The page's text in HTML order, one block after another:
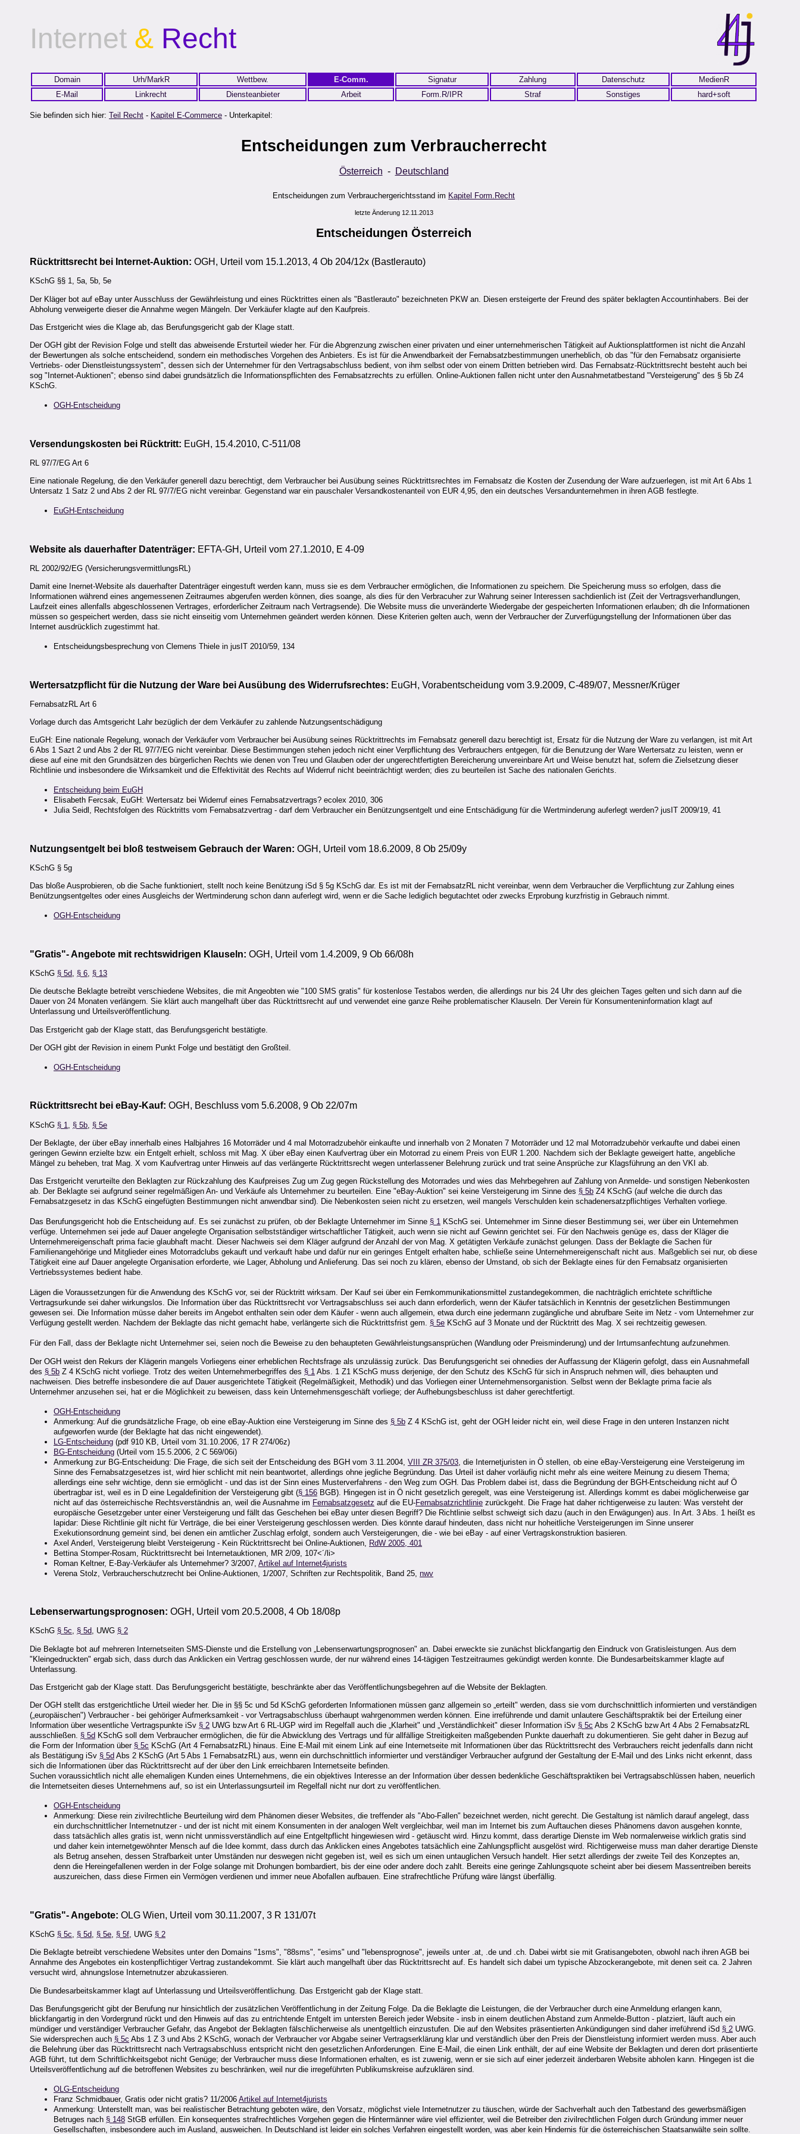
Internet & Recht
Domain Urh/MarkR Wettbew. E-Comm. Signatur Zahlung Datenschutz
MedienR
E-Mail
Linkrecht Diensteanbieter Arbeit Form.R/IPR Straf Sonstiges hard+soft
Sie befinden sich hier: Teil Recht - Kapitel E-Commerce - Unterkapitel:
Entscheidungen zum Verbraucherrecht
Österreich - Deutschland
Entscheidungen zum Verbrauchergerichtsstand im Kapitel Form.Recht
letzte Änderung 12.11.2013
EntscheidungenÖsterreich
Rücktrittsrecht bei Internet-Auktion: OGH, Urteil vom 15.1.2013, 4 Ob 204/12x (Bastlerauto)
KSchG §§ 1, 5a, 5b, 5e
Der Kläger bot auf eBay unter Ausschluss der Gewährleistung und eines Rücktrittes einen als "Bastlerauto" bezeichneten PKW an. Diesen ersteigerte der Freund des später beklagten Accountinhabers. Bei der
Abholung verweigerte dieser die Annahme wegen Mängeln. Der Verkäufer klagte auf den Kaufpreis.
Das Erstgericht wies die Klage ab, das Berufungsgericht gab der Klage statt.
Der OGH gibt der Revision Folge und stellt das abweisende Ersturteil wieder her. Für die Abgrenzung zwischen einer privaten und einer unternehmerischen Tätigkeit auf Auktionsplattformen ist nicht die Anzahl
der Bewertungen als solche entscheidend, sondern ein methodisches Vorgehen des Anbieters. Es ist für die Anwendbarkeit der Fernabsatzbestimmungen unerheblich, ob das "für den Fernabsatz organisierte
Vertriebs- oder Dienstleistungssystem", dessen sich der Unternehmer für den Vertragsabschluss bedient, von ihm selbst oder von einem Dritten betrieben wird. Das Fernabsatz-Rücktrittsrecht besteht auch bei
sog "Internet-Auktionen"; ebenso sind dabei grundsätzlich die Informationspflichten des Fernabsatzrechts zu erfüllen. Online-Auktionen fallen nicht unter den Ausnahmetatbestand "Versteigerung" des § 5b Z4
KSchG.
OGH-Entscheidung
Versendungskosten bei Rücktritt: EuGH, 15.4.2010, C-511/08
RL 97/7/EG Art 6
Eine nationale Regelung, die den Verkäufer generell dazu berechtigt, dem Verbraucher bei Ausübung seines Rücktrittsrechtes im Fernabsatz die Kosten der Zusendung der Ware aufzuerlegen, ist mit Art 6 Abs 1
Untersatz 1 Satz 2 und Abs 2 der RL 97/7/EG nicht vereinbar. Gegenstand war ein pauschaler Versandkostenanteil von EUR 4,95, den ein deutsches Versandunternehmen in ihren AGB festlegte.
EuGH-Entscheidung
Website als dauerhafter Datenträger: EFTA-GH, Urteil vom 27.1.2010, E 4-09
RL 2002/92/EG (VersicherungsvermittlungsRL)
Damit eine Inernet-Website als dauerhafter Datenträger eingestuft werden kann, muss sie es dem Verbraucher ermöglichen, die Informationen zu speichern. Die Speicherung muss so erfolgen, dass die
Informationen während eines angemessenen Zeitraumes abgerufen werden können, dies soange, als dies für den Verbracuher zur Wahrung seiner Interessen sachdienlich ist (Zeit der Vertragsverhandlungen,
Laufzeit eines allenfalls abgeschlossenen Vertrages, erforderlicher Zeitraum nach Vertragsende). Die Website muss die unveränderte Wiedergabe der gespeicherten Informationen erlauben; dh die Informationen
müssen so gespeichert werden, dass sie nicht einseitig vom Unternehmen geändert werden können. Diese Kriterien gelten auch, wenn der Verbraucher der Zurverfügungstellung der Informationen über das
Internet ausdrücklich zugestimmt hat.
Entscheidungsbesprechung von Clemens Thiele in jusIT 2010/59, 134
Wertersatzpflicht für die Nutzung der Ware bei Ausübung des Widerrufsrechtes: EuGH, Vorabentscheidung vom 3.9.2009, C-489/07, Messner/Krüger
FernabsatzRL Art 6
Vorlage durch das Amtsgericht Lahr bezüglich der dem Verkäufer zu zahlende Nutzungsentschädigung
EuGH: Eine nationale Regelung, wonach der Verkäufer vom Verbraucher bei Ausübung seines Rücktrittrechts im Fernabsatz generell dazu berechtigt ist, Ersatz für die Nutzung der Ware zu verlangen, ist mit Art
6 Abs 1 Sazt 2 und Abs 2 der RL 97/7/EG nicht vereinbar. Diese Bestimmungen stehen jedoch nicht einer Verpflichtung des Verbrauchers entgegen, für die Benutzung der Ware Wertersatz zu leisten, wenn er
diese auf eine mit den Grundsätzen des bürgerlichen Rechts wie denen von Treu und Glauben oder der ungerechtfertigten Bereicherung unvereinbare Art und Weise benutzt hat, sofern die Zielsetzung dieser
Richtlinie und insbesondere die Wirksamkeit und die Effektivität des Rechts auf Widerruf nicht beeinträchtigt werden; dies zu beurteilen ist Sache des nationalen Gerichts.
Entscheidung beim EuGH
Elisabeth Fercsak, EuGH: Wertersatz bei Widerruf eines Fernabsatzvertrags? ecolex 2010, 306
Julia Seidl, Rechtsfolgen des Rücktritts vom Fernabsatzvertrag - darf dem Verbraucher ein Benützungsentgelt und eine Entschädigung für die Wertminderung auferlegt werden? jusIT 2009/19, 41
Nutzungsentgelt bei bloß testweisem Gebrauch der Waren: OGH, Urteil vom 18.6.2009, 8 Ob 25/09y
KSchG § 5g
Das bloße Ausprobieren, ob die Sache funktioniert, stellt noch keine Benützung iSd § 5g KSchG dar. Es ist mit der FernabsatzRL nicht vereinbar, wenn dem Verbraucher die Verpflichtung zur Zahlung eines
Benützungsentgeltes oder eines Ausgleichs der Wertminderung schon dann auferlegt wird, wenn er die Sache lediglich begutachtet oder zwecks Erprobung kurzfristig in Gebrauch nimmt.
OGH-Entscheidung
"Gratis"- Angebote mit rechtswidrigen Klauseln: OGH, Urteil vom 1.4.2009, 9 Ob 66/08h
KSchG § 5d, § 6, § 13
Die deutsche Beklagte betreibt verschiedene Websites, die mit Angeobten wie "100 SMS gratis" für kostenlose Testabos werden, die allerdings nur bis 24 Uhr des gleichen Tages gelten und sich dann auf die
Dauer von 24 Monaten verlängern. Sie klärt auch mangelhaft über das Rücktrittsrecht auf und verwendet eine ganze Reihe problematischer Klauseln. Der Verein für Konsumenteninformation klagt auf
Unterlassung und Urteilsveröffentlichung.
Das Erstgericht gab der Klage statt, das Berufungsgericht bestätigte.
Der OGH gibt der Revision in einem Punkt Folge und bestätigt den Großteil.
OGH-Entscheidung
Rücktrittsrecht bei eBay-Kauf: OGH, Beschluss vom 5.6.2008, 9 Ob 22/07m
KSchG § 1 § 5b § 5e
Der Beklagte, der über eBay innerhalb eines Halbjahres 16 Motorräder und 4 mal Motorradzubehör einkaufte und innerhalb von 2 Monaten 7 Motorräder und 12 mal Motorradzubehör verkaufte und dabei einen
geringen Gewinn erzielte bzw. ein Entgelt erhielt, schloss mit Mag. X über eBay einen Kaufvertrag über ein Motorrad zu einem Preis von EUR 1.200. Nachdem sich der Beklagte geweigert hatte, angebliche
Mängel zu beheben, trat Mag. X vom Kaufvertrag unter Hinweis auf das verlängerte Rücktrittsrecht wegen unterlassener Belehrung zurück und trat seine Ansprüche zur Klagsführung an den VKI ab.
Das Erstgericht verurteilte den Beklagten zur Rückzahlung des Kaufpreises Zug um Zug gegen Rückstellung des Motorrades und wies das Mehrbegehren auf Zahlung von Anmelde- und sonstigen Nebenkosten
ab. Der Beklagte sei aufgrund seiner regelmäßigen An- und Verkäufe als Unternehmer zu beurteilen. Eine "eBay-Auktion" sei keine Versteigerung im Sinne des § 5b Z4 KSchG (auf welche die durch das
Fernabsatzgesetz in das KSchG eingefügten Bestimmungen nicht anwendbar sind). Die Nebenkosten seien nicht zu ersetzen, weil mangels Verschulden kein schadenersatzpflichtiges Verhalten vorliege.
Das Berufungsgericht hob die Entscheidung auf. Es sei zunächst zu prüfen, ob der Beklagte Unternehmer im Sinne § 1 KSchG sei. Unternehmer im Sinne dieser Bestimmung sei, wer über ein Unternehmen
verfüge. Unternehmen sei jede auf Dauer angelegte Organisation selbstständiger wirtschaftlicher Tätigkeit, auch wenn sie nicht auf Gewinn gerichtet sei. Für den Nachweis genüge es, dass der Kläger die
Unternehmereigenschaft prima facie glaubhaft macht. Dieser Nachweis sei dem Kläger aufgrund der Anzahl der von Mag. X getätigten Verkäufe zunächst gelungen. Dass der Beklagte die Sachen für
Familienangehörige und Mitglieder eines Motorradclubs gekauft und verkauft habe und dafür nur ein geringes Entgelt erhalten habe, schließe seine Unternehmereigenschaft nicht aus. Maßgeblich sei nur, ob diese
Tätigkeit eine auf Dauer angelegte Organisation erforderte, wie Lager, Abholung und Anlieferung. Das sei noch zu klären, ebenso der Umstand, ob sich der Beklagte eines für den Fernabsatz organisierten
Vertriebssystemes bedient habe.
Lägen die Voraussetzungen für die Anwendung des KSchG vor, sei der Rücktritt wirksam. Der Kauf sei über ein Fernkommunikationsmittel zustandegekommen, die nachträglich errichtete schriftliche
Vertragsurkunde sei daher wirkungslos. Die Information über das Rücktrittsrecht vor Vertragsabschluss sei auch dann erforderlich, wenn der Käufer tatsächlich in Kenntnis der gesetzlichen Bestimmungen
gewesen sei. Die Information müsse daher bereits im Angebot enthalten sein oder dem Käufer - wenn auch allgemein, etwa durch eine jedermann zugängliche und abrufbare Seite im Netz - vom Unternehmer zur
Verfügung gestellt werden. Nachdem der Beklagte das nicht gemacht habe, verlängerte sich die Rücktrittsfrist gem. § 5e KSchG auf 3 Monate und der Rücktritt des Mag. X sei rechtzeitig gewesen.
Für den Fall, dass der Beklagte nicht Unternehmer sei, seien noch die Beweise zu den behaupteten Gewährleistungsansprüchen (Wandlung oder Preisminderung) und der Irrtumsanfechtung aufzunehmen.
Der OGH weist den Rekurs der Klägerin mangels Vorliegens einer erheblichen Rechtsfrage als unzulässig zurück. Das Berufungsgericht sei ohnedies der Auffassung der Klägerin gefolgt, dass ein Ausnahmefall
des § 5b Z 4 KSchG nicht vorliege. Trotz des weiten Unternehmerbegriffes des § 1 Abs. 1 Z1 KSchG muss derjenige, der den Schutz des KSchG für sich in Anspruch nehmen will, dies behaupten und
nachweisen. Dies betreffe insbesondere die auf Dauer ausgerichtete Tätigkeit (Regelmäßigkeit, Methodik) und das Vorliegen einer Unternehmensorganistion. Selbst wenn der Beklagte prima facie als
Unternehmer anzusehen sei, hat er die Möglichkeit zu beweisen, dass kein Unternehmensgeschäft vorliege; der Aufhebungsbeschluss ist daher gerechtfertigt.
OGH-Entscheidung
Anmerkung: Auf die grundsätzliche Frage, ob eine eBay-Auktion eine Versteigerung im Sinne des § 5b Z 4 KSchG ist, geht der OGH leider nicht ein, weil diese Frage in den unteren Instanzen nicht
aufgeworfen wurde (der Beklagte hat das nicht eingewendet).
LG-Entscheidung (pdf 910 KB, Urteil vom 31.10.2006, 17 R 274/06z)
BG-Entscheidung (Urteil vom 15.5.2006, 2 C 569/06i)
Anmerkung zur BG-Entscheidung: Die Frage, die sich seit der Entscheidung des BGH vom 3.11.2004, VIII ZR 375/03 , die Internetjuristen in Ö stellen, ob eine eBay-Versteigerung eine Versteigerung im
Sinne des Fernabsatzgesetzes ist, wird hier schlicht mit nein beantwortet, allerdings ohne jegliche Begründung. Das Urteil ist daher vorläufig nicht mehr als eine weitere Meinung zu diesem Thema;
allerdings eine sehr wichtige, denn sie ermöglicht - und das ist der Sinn eines Musterverfahrens - den Weg zum OGH. Das Problem dabei ist, dass die Begründung der BGH-Entscheidung nicht auf Ö
übertragbar ist, weil es in D eine Legaldefinition der Versteigerung gibt (§ 156 BGB). Hingegen ist in Ö nicht gesetzlich geregelt, was eine Versteigerung ist. Allerdings kommt es dabei möglicherweise gar
nicht auf das österreichische Rechtsverständnis an, weil die Ausnahme im Fernabsatzgesetz auf die EU-Fernabsatzrichtlinie zurückgeht. Die Frage hat daher richtigerweise zu lauten: Was versteht der
europäische Gesetzgeber unter einer Versteigerung und fällt das Geschehen bei eBay unter diesen Begriff? Die Richtlinie selbst schweigt sich dazu (auch in den Erwägungen) aus. In Art. 3 Abs. 1 heißt es
lapidar: Diese Richtlinie gilt nicht für Verträge, die bei einer Versteigerung geschlossen werden. Dies könnte darauf hindeuten, dass nicht nur hoheitliche Versteigerungen im Sinne unserer
Exekutionsordnung gemeint sind, bei denen ein amtlicher Zuschlag erfolgt, sondern auch Versteigerungen, die - wie bei eBay - auf einer Vertragskonstruktion basieren.
Axel Anderl, Versteigerung bleibt Versteigerung - Kein Rücktrittsrecht bei Online-Auktionen,
RdW 2005, 401
Bettina Stomper-Rosam, Rücktrittsrecht bei Internetauktionen, MR 2/09, 107<´/li>
Roman Keltner, E-Bay-Verkäufer als Unternehmer? 3/2007, Artikel auf Internet4jurists
Verena Stolz, Verbraucherschutzrecht bei Online-Auktionen, 1/2007, Schriften zur Rechtspolitik, Band 25, nwv
Lebenserwartungsprognosen: OGH, Urteil vom 20.5.2008, 4 Ob 18/08p
KSchG § 5c, § 5d, UWG § 2
Die Beklagte bot auf mehreren Internetseiten SMS-Dienste und die Erstellung von „Lebenserwartungsprognosen" an. Dabei erweckte sie zunächst blickfangartig den Eindruck von Gratisleistungen. Aus dem
"Kleingedruckten" ergab sich, dass durch das Anklicken ein Vertrag geschlossen wurde, der nur während eines 14-tägigen Testzeitraumes gekündigt werden konnte. Die Bundesarbeitskammer klagte auf
Unterlassung.
Das Erstgericht gab der Klage statt. Das Berufungsgericht bestätigte, beschränkte aber das Veröffentlichungsbegehren auf die Website der Beklagten.
Der OGH stellt das erstgerichtliche Urteil wieder her. Die in §§ 5c und 5d KSchG geforderten Informationen müssen ganz allgemein so „erteilt" werden, dass sie vom durchschnittlich informierten und verständigen
(„europäischen") Verbraucher - bei gehöriger Aufmerksamkeit - vor Vertragsabschluss überhaupt wahrgenommen werden können. Eine irreführende und damit unlautere Geschäftspraktik bei der Erteilung einer
Information über wesentliche Vertragspunkte iSv § 2 UWG bzw Art 6 RL-UGP wird im Regelfall auch die „Klarheit" und „Verständlichkeit" dieser Information iSv § 5c Abs 2 KSchG bzw Art 4 Abs 2 FernabsatzRL
ausschließen. § 5d KSchG soll dem Verbraucher ermöglichen, die für die Abwicklung des Vertrags und für allfällige Streitigkeiten maßgebenden Punkte dauerhaft zu dokumentieren. Sie geht daher in Bezug auf
die Form der Information über § 5c KSchG (Art 4 FernabsatzRL) hinaus. Eine E-Mail mit einem Link auf eine Internetseite mit Informationen über das Rücktrittsrecht des Verbrauchers reicht jedenfalls dann nicht
als Bestätigung iSv § 5d Abs 2 KSchG (Art 5 Abs 1 FernabsatzRL) aus, wenn ein durchschnittlich informierter und verständiger Verbraucher aufgrund der Gestaltung der E-Mail und des Links nicht erkennt, dass
sich die Informationen über das Rücktrittsrecht auf der über den Link erreichbaren Internetseite befinden.
Suchen voraussichtlich nicht alle ehemaligen Kunden eines Unternehmens, die ein objektives Interesse an der Information über dessen bedenkliche Geschäftspraktiken bei Vertragsabschlüssen haben, neuerlich
die Internetseiten dieses Unternehmens auf, so ist ein Unterlassungsurteil im Regelfall nicht nur dort zu veröffentlichen.
OGH-Entscheidung
Anmerkung: Diese rein zivilrechtliche Beurteilung wird dem Phänomen dieser Websites, die treffender als "Abo-Fallen" bezeichnet werden, nicht gerecht. Die Gestaltung ist nämlich darauf angelegt, dass
ein durchschnittlicher Internetnutzer - und der ist nicht mit einem Konsumenten in der analogen Welt vergleichbar, weil man im Internet bis zum Auftauchen dieses Phänomens davon ausgehen konnte,
dass tatsächlich alles gratis ist, wenn nicht unmissverständlich auf eine Entgeltpflicht hingewiesen wird - getäuscht wird. Hinzu kommt, dass derartige Dienste im Web normalerweise wirklich gratis sind
und daher kein internetgewöhnter Mensch auf die Idee kommt, dass durch das Anklicken eines Angebotes tatsächlich eine Zahlungspflicht ausgelöst wird. Richtigerweise muss man daher derartige Dienste
als Betrug ansehen, dessen Strafbarkeit unter Umständen nur deswegen nicht gegeben ist, weil es sich um einen untauglichen Versuch handelt. Hier setzt allerdings der zweite Teil des Konzeptes an,
denn die Hereingefallenen werden in der Folge solange mit Drohungen bombardiert, bis der eine oder andere doch zahlt. Bereits eine geringe Zahlungsquote scheint aber bei diesem Massentreiben bereits
auszureichen, dass diese Firmen ein Vermögen verdienen und immer neue Abofallen aufbauen. Eine strafrechtliche Prüfung wäre längst überfällig.
"Gratis"- Angebote: OLG Wien, Urteil vom 30.11.2007, 3 R 131/07t
KSchG § 5c, § 5d, § 5e, § 5f, UWG § 2
Die Beklagte betreibt verschiedene Websites unter den Domains "1sms", "88sms", "esims" und "lebensprognose", jeweils unter .at, .de und .ch. Dabei wirbt sie mit Gratisangeboten, obwohl nach ihren AGB bei
Annahme des Angebotes ein kostenpflichtiger Vertrag zustandekommt. Sie klärt auch mangelhaft über das Rücktrittsrecht auf. Es handelt sich dabei um typische Abzockerangebote, mit denen seit ca. 2 Jahren
versucht wird, ahnungslose Internetnutzer abzukassieren.
Die Bundesarbeitskammer klagt auf Unterlassung und Urteilsveröffentlichung. Das Erstgericht gab der Klage statt.
Das Berufungsgericht gibt der Berufung nur hinsichtlich der zusätzlichen Veröffentlichung in der Zeitung Folge. Da die Beklagte die Leistungen, die der Verbraucher durch eine Anmeldung erlangen kann,
blickfangartig in den Vordergrund rückt und den Hinweis auf das zu entrichtende Entgelt im untersten Bereich jeder Website - insb in einem deutlichen Abstand zum Anmelde-Button - platziert, läuft auch ein
mündiger und verständiger Verbraucher Gefahr, das Angebot der Beklagten fälschlicherweise als unentgeltlich einzustufen. Die auf den Websites präsentierten Ankündigungen sind daher irreführend iSd § 2 UWG.
Sie widersprechen auch § 5c Abs 1 Z 3 und Abs 2 KSchG, wonach der Verbraucher vor Abgabe seiner Vertragserklärung klar und verständlich über den Preis der Dienstleistung informiert werden muss. Aber auch
die Belehrung über das Rücktrittsrecht nach Vertragsabschluss entspricht nicht den gesetzlichen Anforderungen. Eine E-Mail, die einen Link enthält, der auf eine Website der Beklagten und deren dort präsentierte
AGB führt, tut dem Schriftlichkeitsgebot nicht Genüge; der Verbraucher muss diese Informationen erhalten, es ist zuwenig, wenn er sie sich auf einer jederzeit änderbaren Website abholen kann. Hingegen ist die
Urteilsveröffentlichung auf die betroffenen Websites zu beschränken, weil nur die irregeführten Publikumskreise aufzuklären sind.
OLG-Entscheidung
Franz Schmidbauer, Gratis oder nicht gratis? 11/2006 Artikel auf Internet4jurists
Anmerkung: Unterstellt man, was bei realistischer Betrachtung geboten wäre, den Vorsatz, möglichst viele Internetnutzer zu täuschen, würde der Sachverhalt auch den Tatbestand des gewerbsmäßigen
Betruges nach § 148 StGB erfüllen. Ein konsequentes strafrechtliches Vorgehen gegen die Hintermänner wäre viel effizienter, weil die Betreiber den zivilrechtlichen Folgen durch Gründung immer neuer
Gesellschaften, insbesondere auch im Ausland, ausweichen. In Deutschland ist leider ein solches Verfahren eingestellt worden, was aber kein Hindernis für die österreichischen Staatsanwälte sein sollte.